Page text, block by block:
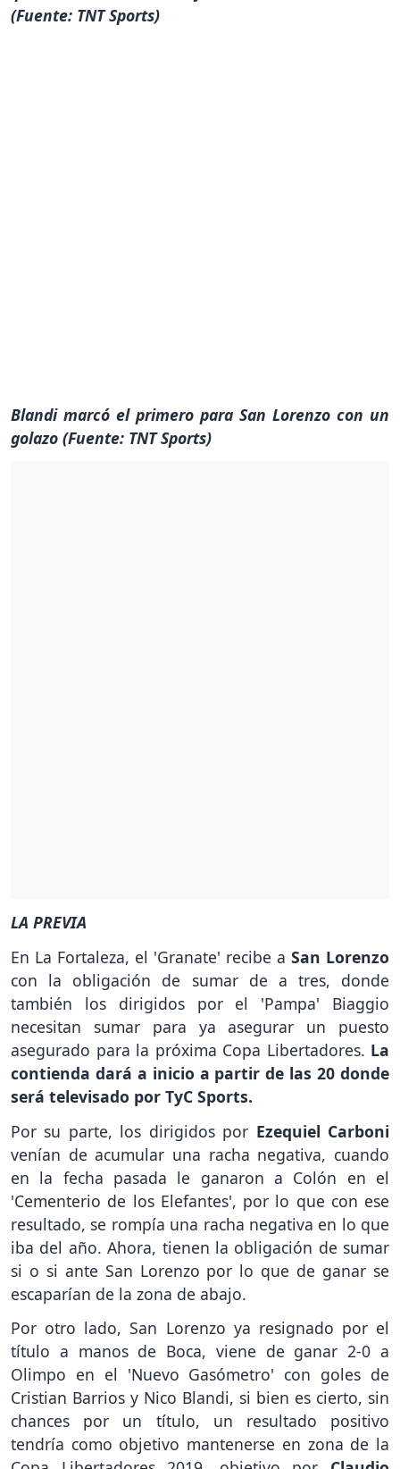
(Fuente: TNT Sports)
Blandi marcó el primero para San Lorenzo con un
golazo (Fuente: TNT Sports)
LA PREVIA
En La Fortaleza, el 'Granate' recibe a San Lorenzo
con la obligación de sumar de a tres, donde
también los dirigidos por el 'Pampa' Biaggio
necesitan sumar para ya asegurar un puesto
asegurado para la próxima Copa Libertadores. La
contienda dará a inicio a partir de las 20 donde
será televisado por TyC Sports.
Por su parte, los dirigidos por Ezequiel Carboni
venían de acumular una racha negativa, cuando
en la fecha pasada le ganaron a Colón en el
'Cementerio de los Elefantes', por lo que con ese
resultado, se rompía una racha negativa en lo que
iba del año. Ahora, tienen la obligación de sumar
si o si ante San Lorenzo por lo que de ganar se
escaparían de la zona de abajo.
Por otro lado, San Lorenzo ya resignado por el
título a manos de Boca, viene de ganar 2-0 a
Olimpo en el 'Nuevo Gasómetro' con goles de
Cristian Barrios y Nico Blandi, si bien es cierto, sin
chances por un título, un resultado positivo
tendría como objetivo mantenerse en zona de la